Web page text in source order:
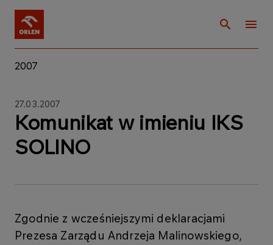
2007
27.03.2007
Komunikat w imieniu IKS
SOLINO
Zgodnie z wcześniejszymi deklaracjami
Prezesa Zarządu Andrzeja Malinowskiego,